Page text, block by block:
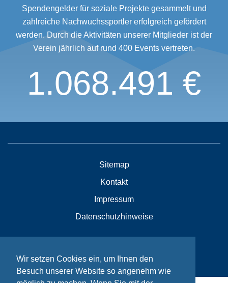
Wir setzen Cookies ein, um Ihnen den
Besuch unserer Website so angenehm wie
Spendengelder für soziale Projekte gesammelt und
zahlreiche Nachwuchssportler erfolgreich gefördert
werden. Durch die Aktivitäten unserer Mitglieder ist der
Verein jährlich auf rund 400 Events vertreten.
1.068.491 €
Sitemap
Kontakt
Impressum
Datenschutzhinweise